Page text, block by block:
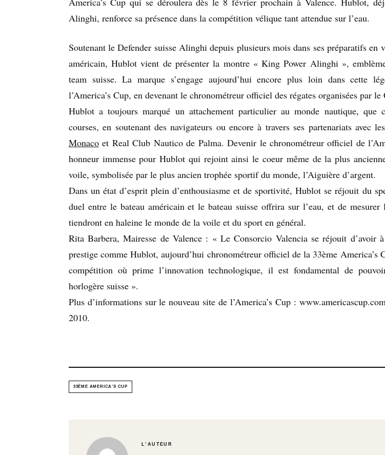
Alinghi, renforce sa présence dans la compétition vélique tant attendue sur l’eau.
Soutenant le Defender suisse Alinghi depuis plusieurs mois dans ses préparatifs en
américain, Hublot vient de présenter la montre « King Power Alinghi »,
team suisse. La marque s’engage aujourd’hui encore plus loin dans cette
l’America’s Cup, en devenant le chronométreur officiel des régates organisées par
Hublot a toujours marqué un attachement particulier au monde nautique, que
courses, en soutenant des navigateurs ou encore à travers ses partenariats avec
Monacoet Real Club Nautico de Palma. Devenir le chronométreur officiel de
honneur immense pour Hublot qui rejoint ainsi le coeur même de la plus
voile, symbolisée par le plus ancien trophée sportif du monde, l’Aiguière d’argent.
Dans un état d’esprit plein d’enthousiasme et de sportivité, Hublot se réjouit du
duel entre le bateau américain et le bateau suisse offrira sur l’eau, et de mesurer
tiendront en haleine le monde de la voile et du sport en général.
Rita Barbera, Mairesse de Valence : « Le Consorcio Valencia se réjouit d’avoir
prestige comme Hublot, aujourd’hui chronométreur officiel de la 33ème America’s
compétition où prime l’innovation technologique, il est fondamental de
horlogère suisse ».
Plus d’informations sur le nouveau site de l’America’s Cup :
2010.
33ÈME AMERICA’S CUP
L’AUTEUR